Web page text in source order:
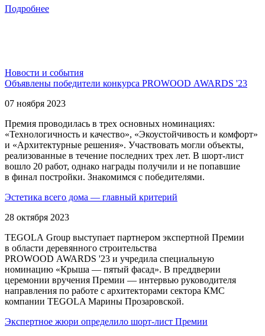
Подробнее
Новости и события
Объявлены победители конкурса PROWOOD AWARDS '23
07 ноября 2023
Премия проводилась в трех основных номинациях:
«Технологичность и качество», «Экоустойчивость и комфорт»
и «Архитектурные решения». Участвовать могли объекты,
реализованные в течение последних трех лет. В шорт-лист
вошло 20 работ, однако награды получили и не попавшие
в финал постройки. Знакомимся с победителями.
Эстетика всего дома — главный критерий
28 октября 2023
TEGOLA Group выступает партнером экспертной Премии
в области деревянного строительства
PROWOOD AWARDS '23 и учредила специальную
номинацию «Крыша — пятый фасад». В преддверии
церемонии вручения Премии — интервью руководителя
направления по работе с архитекторами сектора КМС
компании TEGOLA Марины Прозаровской.
Экспертное жюри определило шорт-лист Премии